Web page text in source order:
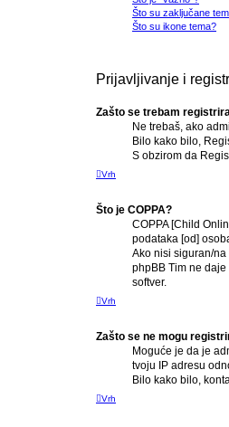
Što su zaključane
Što su ikone tema?
Prijavljivanje i
Zašto se trebam
Ne trebaš, ako
Bilo kako bilo,
S obzirom da
Vrh
Što je COPPA?
COPPA [Child
podataka [od]
Ako nisi siguran/
phpBB Tim ne
softver.
Vrh
Zašto se ne mogu
Moguće je da je
tvoju IP adresu
Bilo kako bilo,
Vrh